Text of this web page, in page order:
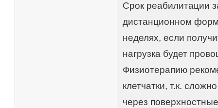
Срок реабилитации
дистанционном
неделях, если
нагрузка будет
Физиотерапию
клетчатки, т.к.
через